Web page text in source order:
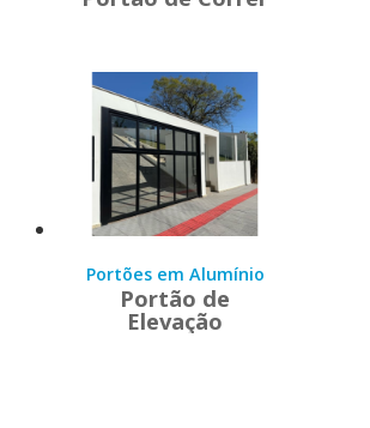
Portões em Alumínio
Portão de
Elevação